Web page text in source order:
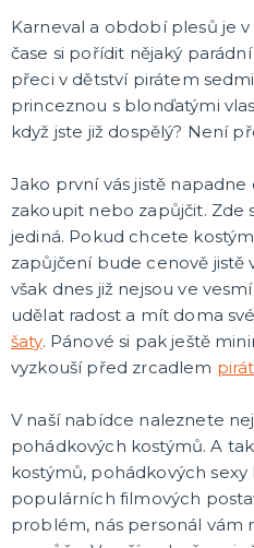
Hororová líčidla a efekty
Strašidelné kontaktní čočky
Masky a škrabošky
Karneval a období plesů je
čase si pořídit nějaký
přeci v dětství pirátem
princeznou s blonďatými
když jste již dospělý? Není
Jako první vás jistě napadne
zakoupit nebo zapůjčit. Zde
jediná. Pokud chcete
zapůjčení bude cenově jistě
však dnes již nejsou ve
udělat radost a mít doma
šaty. Pánové si pak ještě
vyzkouší před zrcadlem
V naší nabídce naleznete
pohádkových kostýmů. A
kostýmů, pohádkových
populárních filmových
problém, nás personál vám